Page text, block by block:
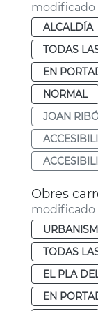
modificado
ALCALDÍA
TODAS
EN
NORMAL
JOAN
Obres
modificado
TODAS
EL PLA
EN